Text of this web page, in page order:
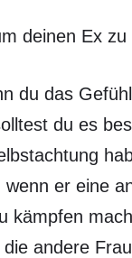
deinen Ex zu
du das
du es
er eine
kämpfen
andere